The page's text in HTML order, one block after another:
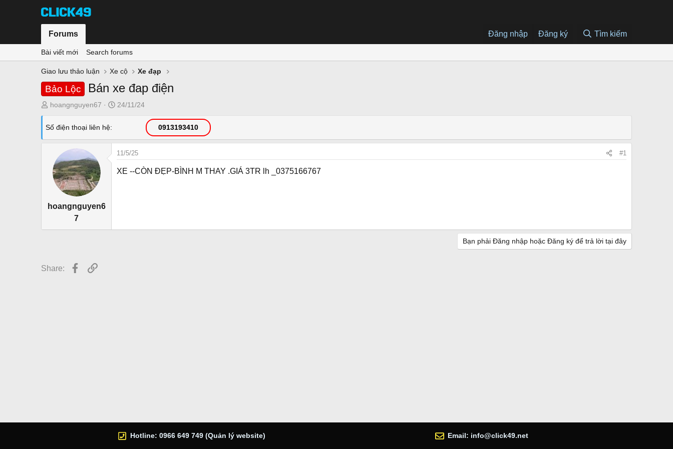
Forums Đăng nhập Đăng ký Tìm kiếm
Bài viết mới Search forums
Giao lưu thảo luận Xe cộ Xe đạp
Bảo Lộc Bán xe đap điện
T
r
s
t
r
hoangnguyen67
N
ử
i
24/11/24
Số điện thoại liên hệ 0913193410
hoangnguyen6
7
11/5/25 #1
XE --CÒN ĐẸP-BÌNH M THAY .GIÁ 3TR lh _0375166767
Bạn phải Đăng nhập hoặc Đăng ký để trả lời tại đây
Share: Facebook
Link
Hotline: 0966 649 749 (Quản lý website) Email: info@click49.net